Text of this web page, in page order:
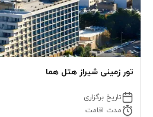
تور زمینی شیراز هتل هما
تاریخ برگزاری
مدت اقامت